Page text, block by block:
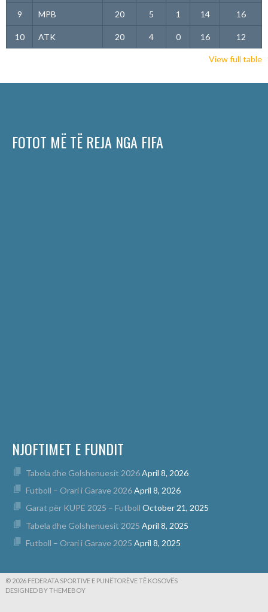
9 MPB 20 5 1 14 16
10 ATK 20 4 0 16 12
View full table
FOTOT MË TË REJA NGA FIFA
NJOFTIMET E FUNDIT
Tabela dhe Golshenuesit 2026April 8, 2026
Futboll – Orari i Garave 2026April 8, 2026
Garat për KUPË 2025 – Futboll October 21, 2025
Tabela dhe Golshenuesit 2025 April 8, 2025
Futboll – Orari i Garave 2025 April 8, 2025
© 2026 FEDERATA SPORTIVE E PUNËTORËVE TË KOSOVËS
DESIGNED BY THEMEBOY